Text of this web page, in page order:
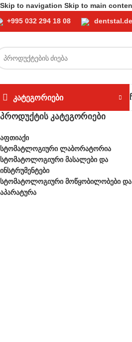
Skip to navigation Skip to main
+995 032 294 18 08
ᲙᲐᲢᲔᲒᲝᲠᲘᲔᲑᲘ
ᲞᲠᲝᲓᲣᲥᲢᲘᲡ ᲙᲐᲢᲔᲒᲝᲠᲘᲔᲑᲘ
აფთიაქი
სტომატლოგიური ლაბორატორია
სტომატოლოგიური მასალები და
ინსტრუმენტები
სტომატოლოგიური მოწყობილობები და
აპარატურა